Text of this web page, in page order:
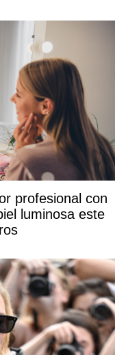
profesional con
luminosa este